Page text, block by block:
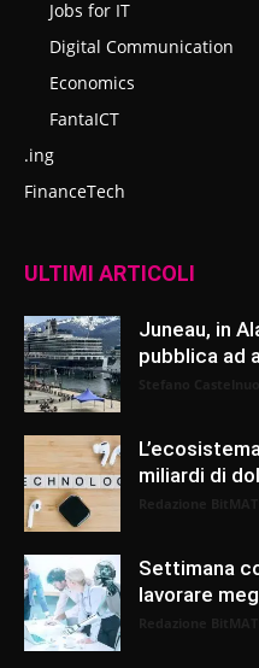
Jobs for IT
Digital Communication
Economics
FantaICT
.ing
FinanceTech
ULTIMI ARTICOLI
Juneau, in
pubblica ad
miliardi di
Settimana
lavorare